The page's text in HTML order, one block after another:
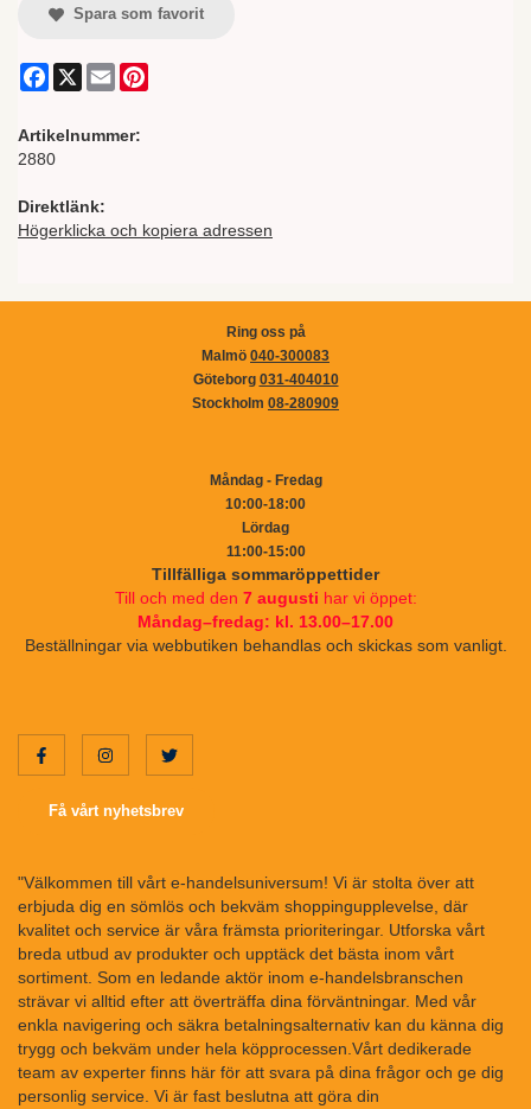
Spara som favorit
Facebook
X Email
Artikelnummer:
2880
Direktlänk:
Högerklicka och kopiera adressen
Ring oss på
Malmö 040-300083
Göteborg 031-404010
Stockholm 08-280909
Måndag - Fredag
10:00-18:00
Lördag
11:00-15:00
Tillfälliga sommaröppettider
Till och med den 7 augusti har vi öppet:
Måndag–fredag: kl. 13.00–17.00
Beställningar via webbutiken behandlas och skickas som vanligt.
Få vårt nyhetsbrev
"Välkommen till vårt e-handelsuniversum! Vi är stolta över att
erbjuda dig en sömlös och bekväm shoppingupplevelse, där
kvalitet och service är våra främsta prioriteringar. Utforska vårt
breda utbud av produkter och upptäck det bästa inom vårt
sortiment. Som en ledande aktör inom e-handelsbranschen
strävar vi alltid efter att överträffa dina förväntningar. Med vår
enkla navigering och säkra betalningsalternativ kan du känna dig
trygg och bekväm under hela köpprocessen.Vårt dedikerade
team av experter finns här för att svara på dina frågor och ge dig
personlig service. Vi är fast beslutna att göra din